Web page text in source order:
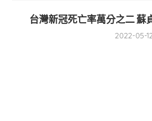
台灣新冠死亡率萬分之二 蘇
2022-05-12